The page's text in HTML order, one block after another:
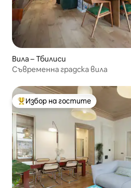
Вила – Тбилиси
Съвременна градска вила
Най-популярен избор на гостите
Избор на гостите